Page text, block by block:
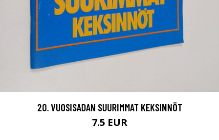
20. VUOSISADAN SUURIMMAT KEKSINNÖT
7.5 EUR